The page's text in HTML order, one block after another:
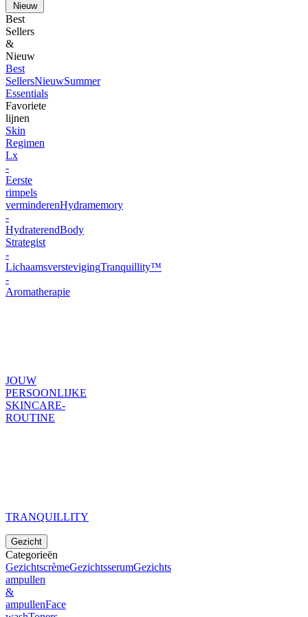
Nieuw
Best
Sellers
&
Nieuw
Best
SellersNieuwSummer
Essentials
Favoriete
lijnen
Skin
Regimen
Lx
-
Eerste
rimpels
verminderenHydramemory
-
HydraterendBody
Strategist
-
LichaamsverstevigingTranquillity™
-
Aromatherapie
JOUW
PERSOONLIJKE
SKINCARE-
ROUTINE
TRANQUILLITY
Gezicht
Categorieën
GezichtscrèmeGezichtsserumGezichts
ampullen
&
ampullenFace